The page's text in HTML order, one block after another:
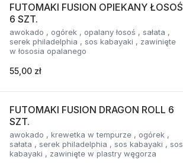
FUTOMAKI FUSION OPIEKANY ŁOSOŚ
6 SZT.
awokado , ogórek , opalany łosoś , sałata ,
serek philadelphia , sos kabayaki , zawinięte
w łososia opalanego
55,00 zł
FUTOMAKI FUSION DRAGON ROLL 6
SZT.
awokado , krewetka w tempurze , ogórek ,
sałata , serek philadelphia , sos kabayaki , sos
kabayaki , zawinięte w plastry węgorza